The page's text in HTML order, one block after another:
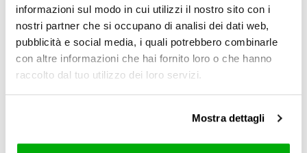
informazioni sul modo in cui utilizzi il nostro sito con i
nostri partner che si occupano di analisi dei dati web,
pubblicità e social media, i quali potrebbero combinarle
con altre informazioni che hai fornito loro o che hanno
raccolto dal tuo utilizzo dei loro servizi.
Mostra dettagli